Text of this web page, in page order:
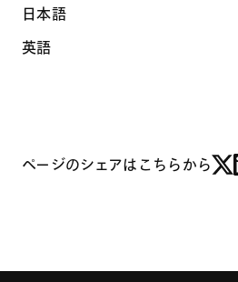
日本語
英語
ページのシェアはこちらから